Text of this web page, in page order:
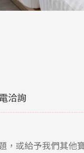
洽詢
，或給予我們其他